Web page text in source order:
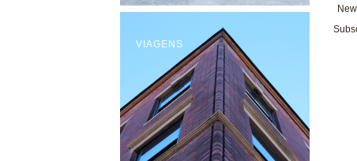
VIAGENS